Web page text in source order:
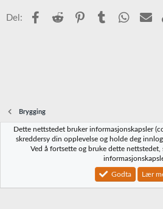
Del: Facebook
Reddit PinterestTumblr
Brygging
Norbrygg-default
Vilkår og regler
Community platform by XenForo® © 2010-2023
Dette nettstedet bruker informasjonskapsler
skreddersy din opplevelse og holde deg
Ved å fortsette og bruke dette
Godta Lær